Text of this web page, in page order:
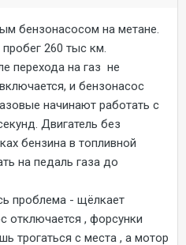
бензонасосом на метане.
260 тыс км.
перехода на газ не
и бензонасос
начинают работать с
Двигатель без
бензина в топливной
на педаль газа до
проблема - щёлкает
отключается , форсунки
трогаться с места , а мотор